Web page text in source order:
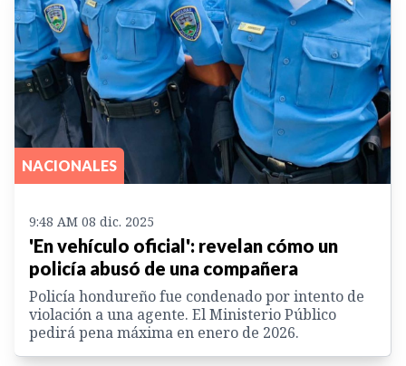
NACIONALES
9:48 AM 08 dic. 2025
'En vehículo oficial': revelan cómo un
policía abusó de una compañera
Policía hondureño fue condenado por intento de
violación a una agente. El Ministerio Público
pedirá pena máxima en enero de 2026.